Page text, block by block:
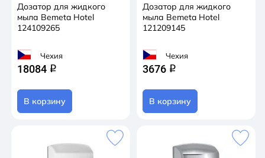
Дозатор для жидкого
мыла Bemeta Hotel
124109265
Чехия
18084 q
В корзину
Дозатор для жидкого
мыла Bemeta Hotel
121209145
Чехия
3676 q
В корзину